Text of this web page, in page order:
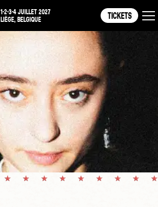
1-2-3-4 JUILLET 2027
LIÈGE, BELGIQUE
TICKETS